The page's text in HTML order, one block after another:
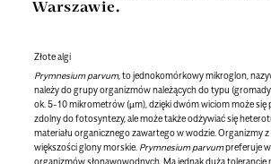
Warszawie.
Złote algi
Prymnesium parvum, to jednokomórkowy mikroglon,
należy do grupy organizmów należących do typu
ok. 5-10 mikrometrów (µm), dzięki dwóm wiciom może się
zdolny do fotosyntezy, ale może także odżywiać się
materiału organicznego zawartego w wodzie. Organizmy
większości glony morskie. Prymnesium parvumpreferuje
organizmów słonawowodnych. Ma jednak dużą tolerancję